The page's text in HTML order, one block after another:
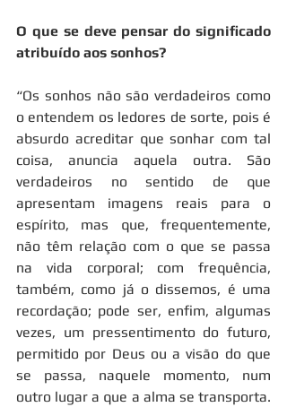
O que se deve pensar do significado
atribuído aos sonhos?
“Os sonhos não são verdadeiros como
o entendem os ledores de sorte, pois é
absurdo acreditar que sonhar com tal
coisa, anuncia aquela outra. São
verdadeiros no sentido de que
apresentam imagens reais para o
espírito, mas que, frequentemente,
não têm relação com o que se passa
na vida corporal; com frequência,
também, como já o dissemos, é uma
recordação; pode ser, enfim, algumas
vezes, um pressentimento do futuro,
permitido por Deus ou a visão do que
se passa, naquele momento, num
outro lugar a que a alma se transporta.